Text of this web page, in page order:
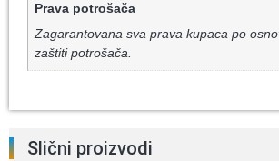
Prava potrošača
Zagarantovana sva prava kupaca po
zaštiti potrošača.
Slični proizvodi